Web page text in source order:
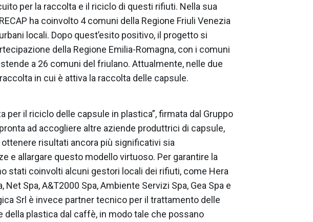
per la raccolta e il riciclo di questi rifiuti. Nella sua
ha coinvolto 4 comuni della Regione Friuli Venezia
locali. Dopo quest’esito positivo, il progetto si
della Regione Emilia-Romagna, con i comuni
a 26 comuni del friulano. Attualmente, nelle due
in cui è attiva la raccolta delle capsule.
per il riciclo delle capsule in plastica”, firmata dal Gruppo
ad accogliere altre aziende produttrici di capsule,
risultati ancora più significativi sia
e allargare questo modello virtuoso. Per garantire la
stati coinvolti alcuni gestori locali dei rifiuti, come Hera
Net Spa, A&T2000 Spa, Ambiente Servizi Spa, Gea Spa e
Srl è invece partner tecnico per il trattamento delle
della plastica dal caffè, in modo tale che possano